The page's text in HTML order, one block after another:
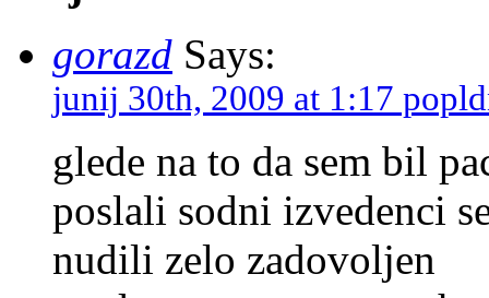
gorazd Says:
junij 30th, 2009 at 1:17
glede na to da sem bil
poslali sodni izvedenci
nudili zelo zadovoljen